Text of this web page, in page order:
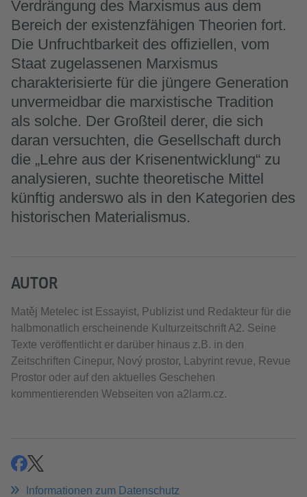
Verdrängung des Marxismus aus dem
Bereich der existenzfähigen Theorien fort.
Die Unfruchtbarkeit des offiziellen, vom
Staat zugelassenen Marxismus
charakterisierte für die jüngere Generation
unvermeidbar die marxistische Tradition
als solche. Der Großteil derer, die sich
daran versuchten, die Gesellschaft durch
die „Lehre aus der Krisenentwicklung“ zu
analysieren, suchte theoretische Mittel
künftig anderswo als in den Kategorien des
historischen Materialismus.
AUTOR
Matěj Metelec ist Essayist, Publizist und Redakteur für die
halbmonatlich erscheinende Kulturzeitschrift A2. Seine
Texte veröffentlicht er darüber hinaus z.B. in den
Zeitschriften Cinepur, Nový prostor, Labyrint revue, Revue
Prostor oder auf den aktuelles Geschehen
kommentierenden Webseiten von a2larm.cz.
teilenteilen
Informationen zum Datenschutz